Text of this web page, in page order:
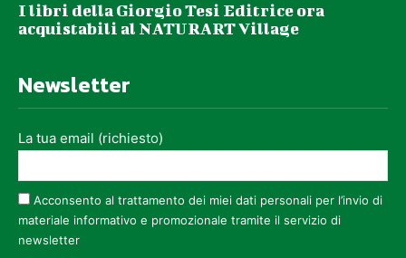
I libri della Giorgio Tesi Editrice ora
acquistabili al NATURART Village
Newsletter
La tua email (richiesto)
Acconsento al trattamento dei miei dati personali per l’invio di
materiale informativo e promozionale tramite il servizio di
newsletter